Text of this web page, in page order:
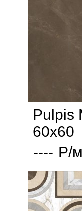
Pulpis
60x60
---- Р/